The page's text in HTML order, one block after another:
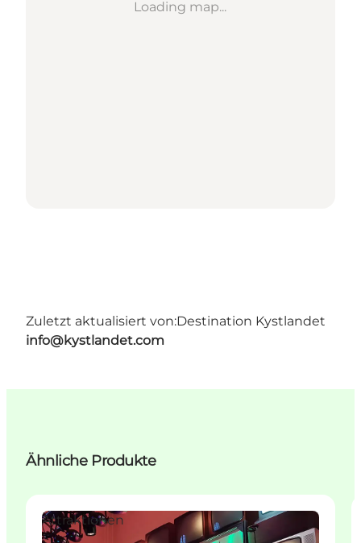
Loading map...
Zuletzt aktualisiert von:Destination Kystlandet
info@kystlandet.com
Ähnliche Produkte
Attraktionen